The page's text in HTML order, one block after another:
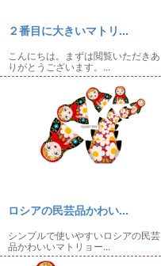
２番目に大きいマトリ...
こんにちは。まずは閲覧いただきあ
りがとうございます。...
ロシアの民芸品かわい...
シンプルで使いやすいロシアの民芸
品かわいいマトリョー...